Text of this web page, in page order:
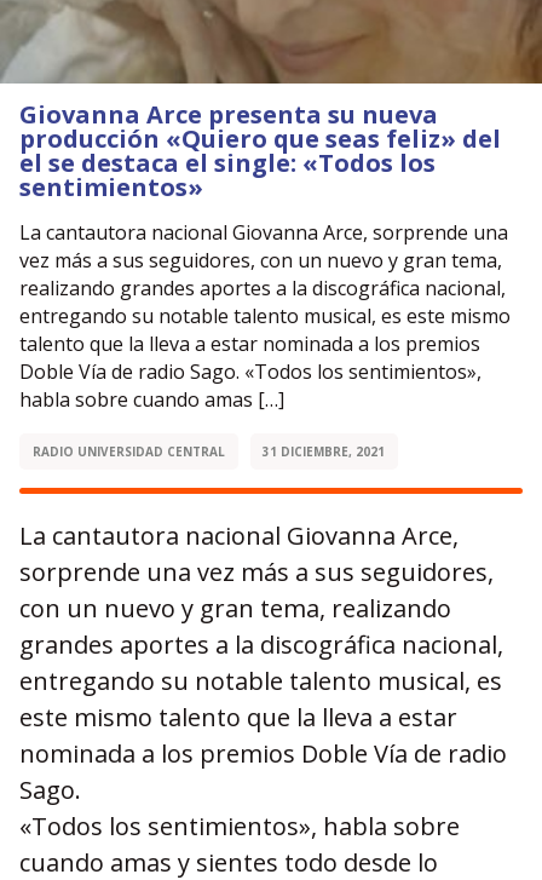
Giovanna Arce presenta su nueva
producción «Quiero que seas feliz» del
el se destaca el single: «Todos los
sentimientos»
La cantautora nacional Giovanna Arce, sorprende una
vez más a sus seguidores, con un nuevo y gran tema,
realizando grandes aportes a la discográfica nacional,
entregando su notable talento musical, es este mismo
talento que la lleva a estar nominada a los premios
Doble Vía de radio Sago. «Todos los sentimientos»,
habla sobre cuando amas […]
RADIO UNIVERSIDAD CENTRAL 31 DICIEMBRE, 2021
La cantautora nacional Giovanna Arce,
sorprende una vez más a sus seguidores,
con un nuevo y gran tema, realizando
grandes aportes a la discográfica nacional,
entregando su notable talento musical, es
este mismo talento que la lleva a estar
nominada a los premios Doble Vía de radio
Sago.
«Todos los sentimientos», habla sobre
cuando amas y sientes todo desde lo